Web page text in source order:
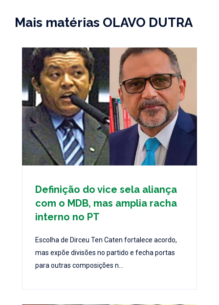
Mais matérias OLAVO DUTRA
Definição do vice sela aliança
com o MDB, mas amplia racha
interno no PT
Escolha de Dirceu Ten Caten fortalece acordo,
mas expõe divisões no partido e fecha portas
para outras composições n...